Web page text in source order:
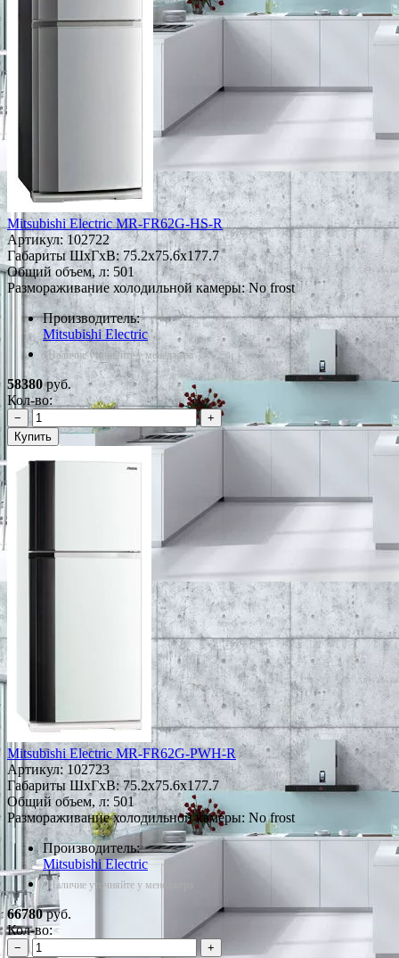
Mitsubishi Electric MR-FR62G-HS-R
Артикул:102722
Габариты ШxГxВ: 75.2x75.6x177.7
Общий объем, л: 501
Размораживание холодильной камеры: No frost
Производитель:
Mitsubishi Electric
*Наличие уточняйте у менеджера
58380руб.
Кол-во:
−
+
Купить
Mitsubishi Electric MR-FR62G-PWH-R
Артикул: 102723
Габариты ШxГxВ: 75.2x75.6x177.7
Общий объем, л: 501
Размораживание холодильной камеры: No frost
Производитель:
Mitsubishi Electric
*Наличие уточняйте у менеджера
66780руб.
Кол-во:
−
+